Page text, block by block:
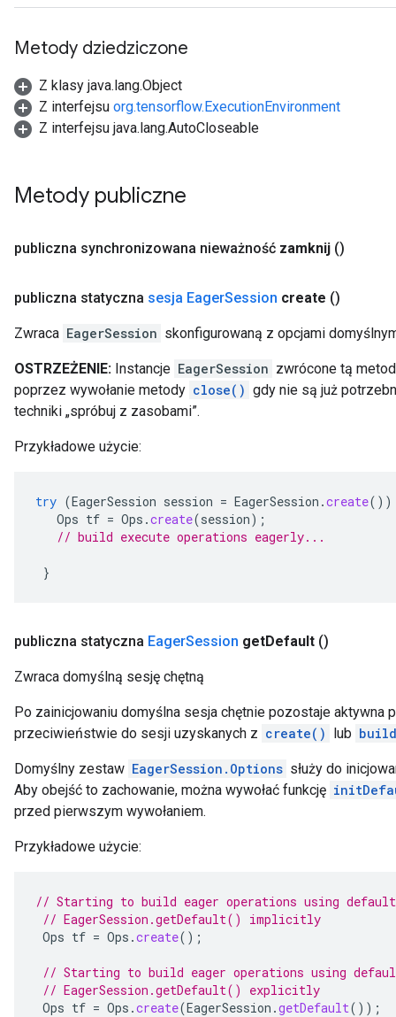
Metody dziedziczone
Z klasy java.lang.Object
Z interfejsu org.tensorflow.ExecutionEnvironment
Z interfejsu java.lang.AutoCloseable
Metody publiczne
publiczna synchronizowana nieważność zamknij ()
publiczna statyczna sesja EagerSession create ()
Zwraca EagerSession skonfigurowaną z opcjami
OSTRZEŻENIE: Instancje EagerSession zwrócone tą
poprzez wywołanie metody close() gdy nie są już
techniki „spróbuj z zasobami”.
Przykładowe użycie:
try (EagerSession session = EagerSession .create())
Ops tf = Ops .create(session);
// build execute operations eagerly...
}
publiczna statyczna EagerSession getDefault ()
Zwraca domyślną sesję chętną
Po zainicjowaniu domyślna sesja chętnie pozostaje aktywna
przeciwieństwie do sesji uzyskanych z create() lub
Domyślny zestaw EagerSession.Options służy do
Aby obejść to zachowanie, można wywołać funkcję
przed pierwszym wywołaniem.
Przykładowe użycie:
// Starting to build eager operations using
// EagerSession.getDefault() implicitly
Ops tf = Ops .create();
// Starting to build eager operations using
// EagerSession.getDefault() explicitly
Ops tf = Ops .create(EagerSession .getDefault());